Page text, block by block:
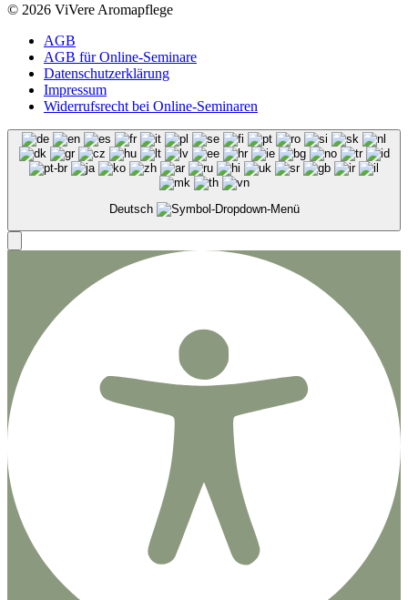
© 2026 ViVere Aromapflege
AGB
AGB für Online-Seminare
Datenschutzerklärung
Impressum
Widerrufsrecht bei Online-Seminaren
Deutsch